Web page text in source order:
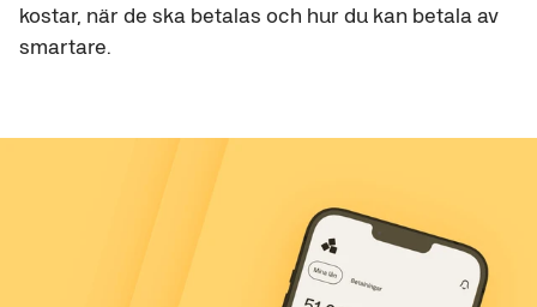
kostar, när de ska betalas och hur du kan betala av
smartare.